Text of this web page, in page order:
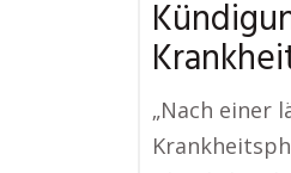
„Nach einer